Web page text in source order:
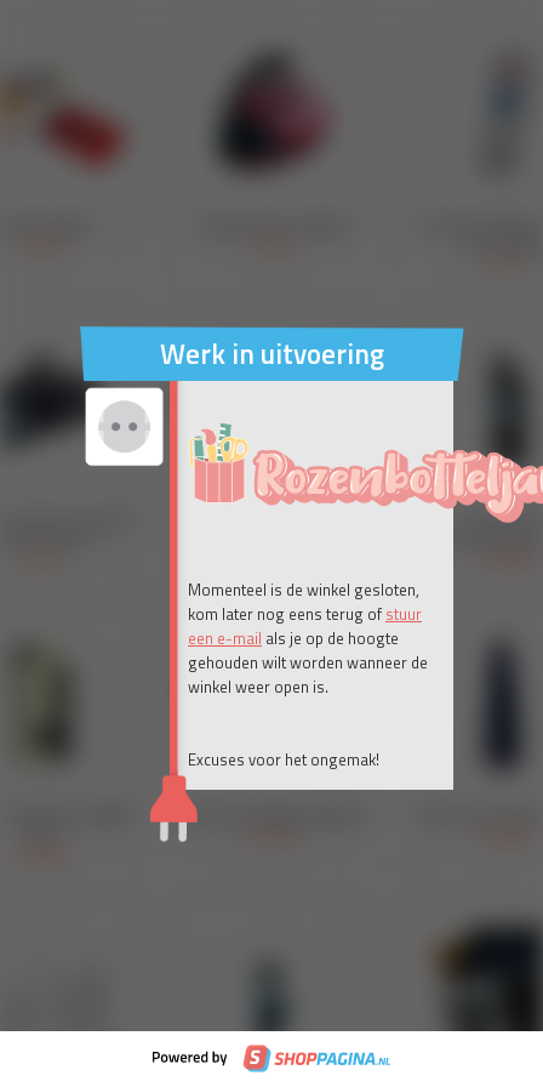
Werk in uitvoering
Momenteel is de winkel gesloten,
kom later nog eens terug of stuur
een e-mail als je op de hoogte
gehouden wilt worden wanneer de
winkel weer open is.
Excuses voor het ongemak!